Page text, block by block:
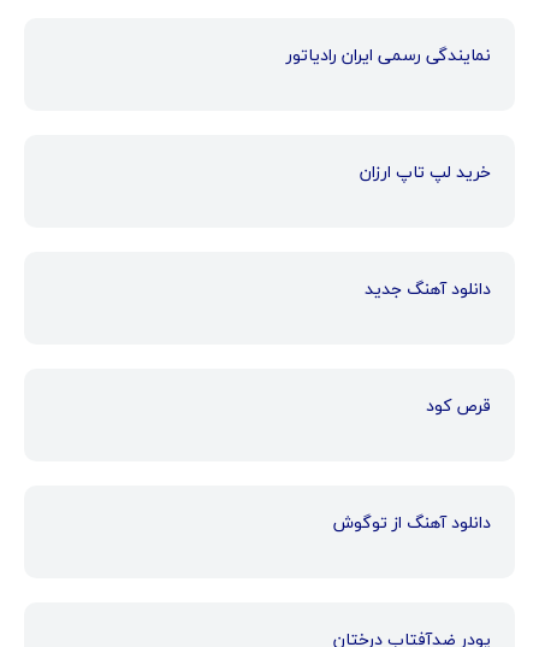
نمایندگی رسمی ایران رادیاتور
خرید لپ تاپ ارزان
دانلود آهنگ جدید
قرص کود
دانلود آهنگ از توگوش
پودر ضدآفتاب درختان